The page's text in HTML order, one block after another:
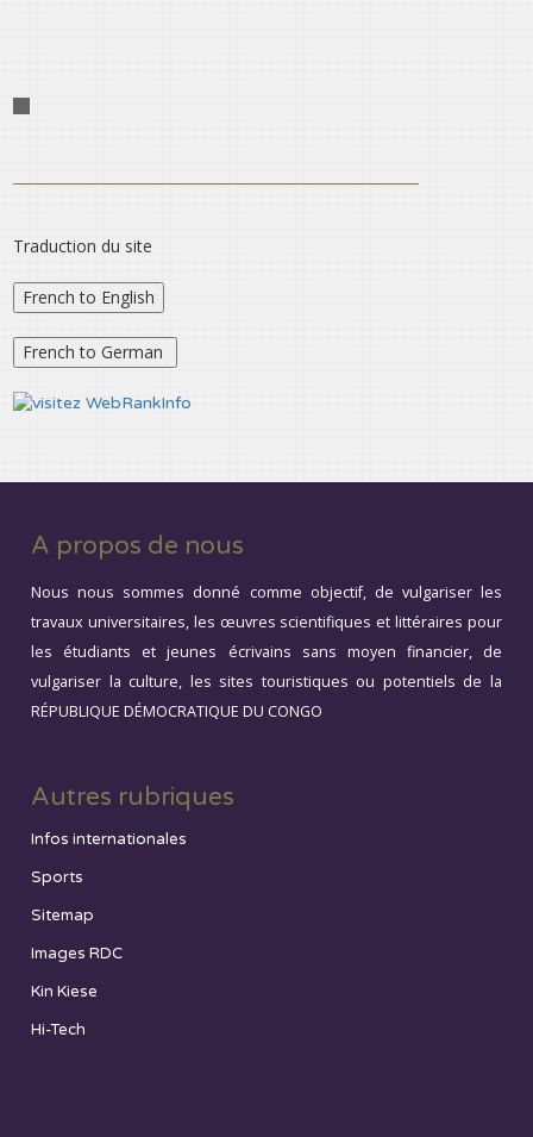
Traduction du site
A propos de nous
Nous nous sommes donné comme objectif, de vulgariser les
travaux universitaires, les œuvres scientifiques et littéraires pour
les étudiants et jeunes écrivains sans moyen financier, de
vulgariser la culture, les sites touristiques ou potentiels de la
RÉPUBLIQUE DÉMOCRATIQUE DU CONGO
Autres rubriques
Infos internationales
Sports
Sitemap
Images RDC
Kin Kiese
Hi-Tech